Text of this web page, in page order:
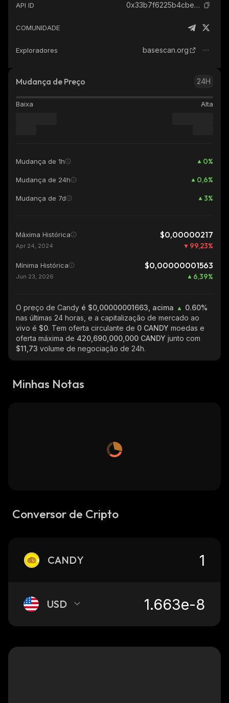
API ID 0x33b7f6225b4cbe5d368b7bb4807d6375b18b8c2b_base
COMUNIDADE
Exploradores basescan.org
Mudança de Preço 24H
Baixa Alta
Mudança de 1h 0%
Mudança de 24h 0,6%
Mudança de 7d 3%
Máxima Histórica $0,00000217
Apr 24, 2024 99,23%
Mínima Histórica $0,00000001563
Jun 23, 2026 6,39%
O preço de Candy é $0,00000001663, acima
0.60%
nas últimas 24 horas, e a capitalização de mercado ao
vivo é $0. Tem oferta circulante de 0 CANDY moedas e
oferta máxima de 420,690,000,000 CANDY junto com
$11,73 volume de negociação de 24h.
Minhas Notas
Conversor de Cripto
CANDY
USD